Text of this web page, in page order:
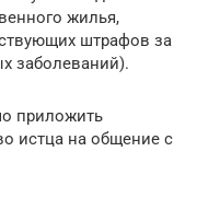
жилья,
штрафов за
заболеваний).
приложить
истца на общение с